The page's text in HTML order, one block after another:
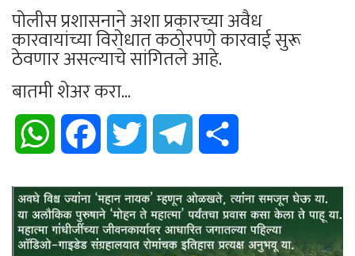
पोलीस प्रशासनाने अशा प्रकारच्या अवैध
कारवायांच्या विरोधात कठोरपणे कारवाई सुरू
ठेवणार असल्याचे सांगितले आहे.
बातमी शेअर करा...
WhatsApp Facebook Twitter Telegram